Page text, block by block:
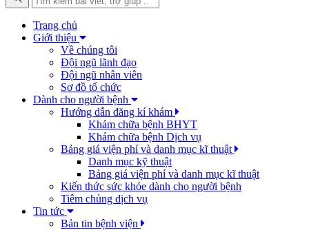
Trang chủ
Giới thiệu
Về chúng tôi
Đội ngũ lãnh đạo
Đội ngũ nhân viên
Sơ đồ tổ chức
Dành cho người bệnh
Hướng dẫn đăng kí khám
Khám chữa bệnh BHYT
Khám chữa bệnh Dịch vụ
Bảng giá viện phí và danh mục kĩ thuật
Danh mục kỹ thuật
Bảng giá viện phí và danh mục kĩ thuật
Kiến thức sức khỏe dành cho người bệnh
Tiêm chủng dịch vụ
Tin tức
Bản tin bệnh viện